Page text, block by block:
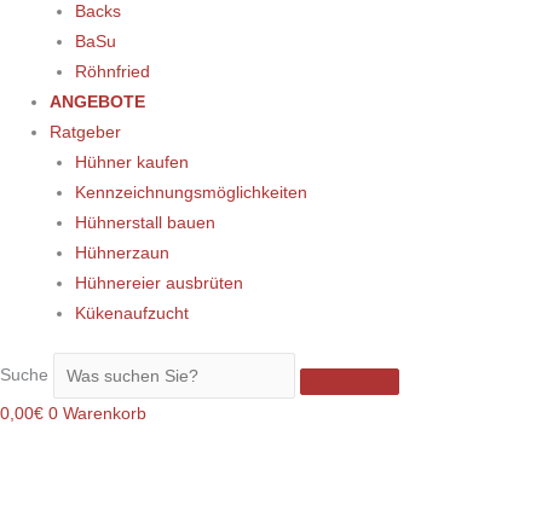
Backs
BaSu
Röhnfried
ANGEBOTE
Ratgeber
Hühner kaufen
Kennzeichnungsmöglichkeiten
Hühnerstall bauen
Hühnerzaun
Hühnereier ausbrüten
Kükenaufzucht
Suche
0,00€ 0 Warenkorb